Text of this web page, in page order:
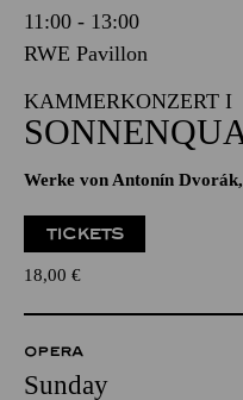
11:00 - 13:00
RWE Pavillon
KAMMERKONZERT I
Werke von Antonín
TICKETS
18,00 €
OPERA
Sunday